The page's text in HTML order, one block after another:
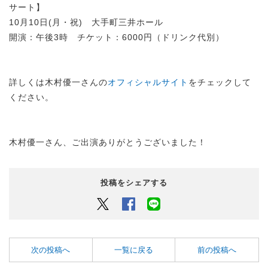
サート】
10月10日(月・祝) 大手町三井ホール
開演：午後3時 チケット：6000円（ドリンク代別）
詳しくは木村優一さんのオフィシャルサイト をチェックして
ください。
木村優一さん、ご出演ありがとうございました！
投稿をシェアする
Twitter Facebook
次の投稿へ 一覧に戻る 前の投稿へ